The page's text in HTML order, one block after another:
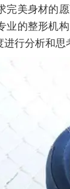
完美身材的
业的整形机
行分析和思